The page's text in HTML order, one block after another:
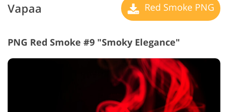
Vapaa Red Smoke PNG
PNG Red Smoke #9 "Smoky Elegance"